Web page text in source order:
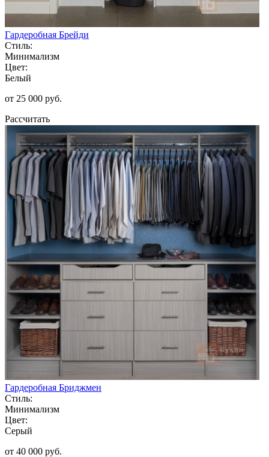
Гардеробная Брейди
Стиль:
Минимализм
Цвет:
Белый
от 25 000 руб.
Рассчитать
Гардеробная Бриджмен
Стиль:
Минимализм
Цвет:
Серый
от 40 000 руб.